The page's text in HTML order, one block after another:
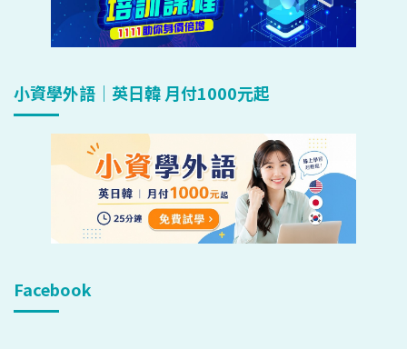
小資學外語｜英日韓 月付1000元起
Facebook